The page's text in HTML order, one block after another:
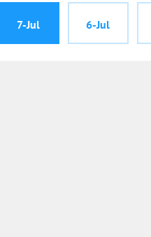
7-Jul 6-Jul